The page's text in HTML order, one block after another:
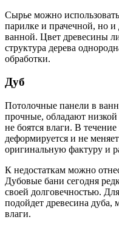
Сырье можно
парилке и прачечной, но и
ванной. Цвет древесины
структура дерева
обработки.
Дуб
Потолочные панели в
прочные, обладают
не боятся влаги. В
деформируется и не
оригинальную фактуру и
К недостаткам можно
Дубовые бани сегодня
своей долговечностью.
подойдет древесина дуба,
влаги.